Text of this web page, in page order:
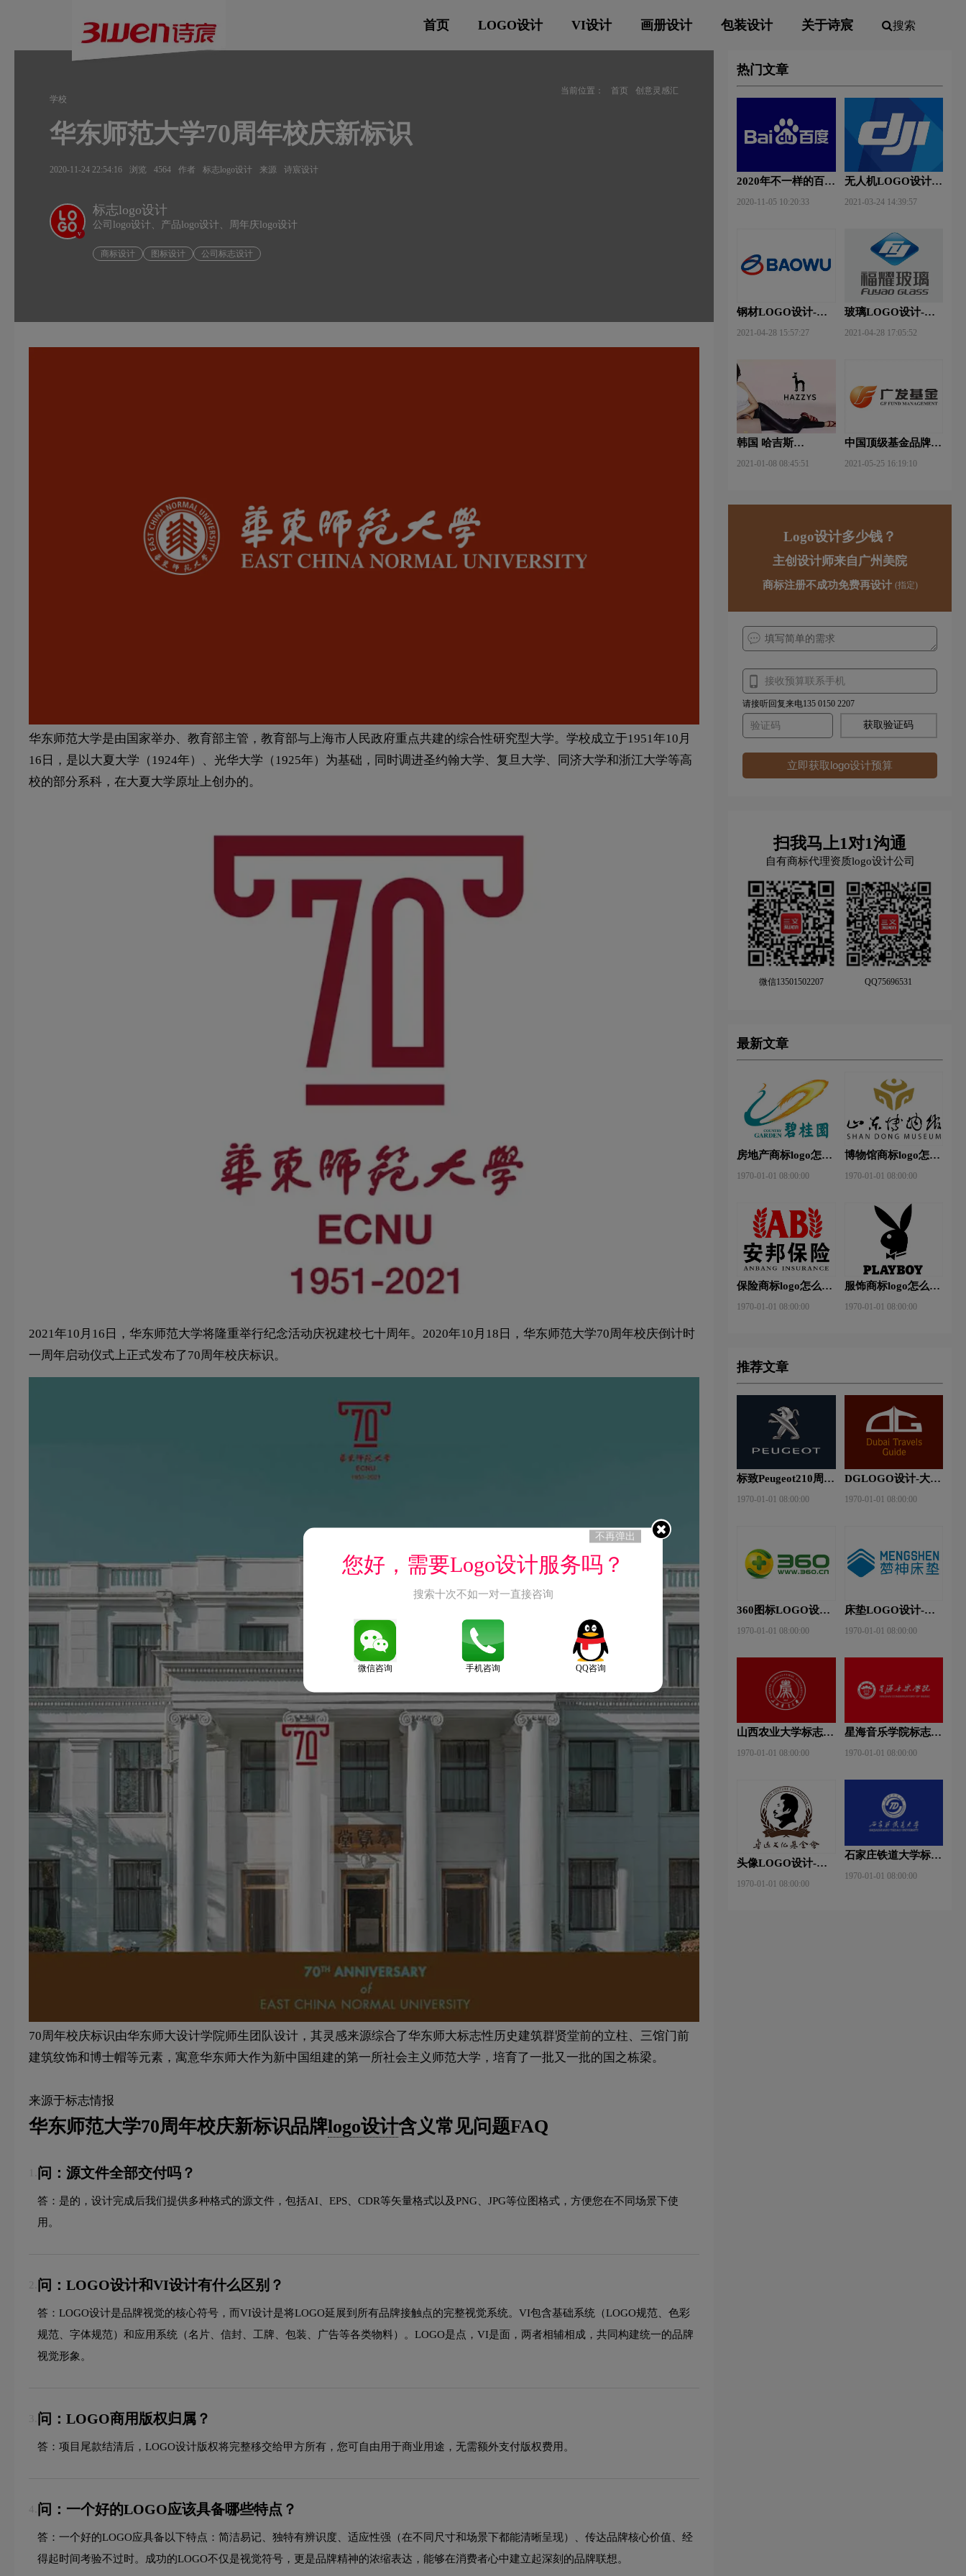
首页 LOGO设计 VI设计 画册设计 包装设计 关于诗宸 搜索
当前位置： 首页
创意灵感汇
学校
华东师范大学70周年校庆新标识
2020-11-24 22:54:16 浏览 4564 作者 标志logo设计 来源 诗宸设计
v
标志logo设计
公司logo设计、产品logo设计、周年庆logo设计
商标设计 图标设计 公司标志设计
华东师范大学是由国家举办、教育部主管，教育部与上海市人民政府重点共建的综合性研究型大学。学校成立于1951年10月
16日，是以大夏大学（1924年）、光华大学（1925年）为基础，同时调进圣约翰大学、复旦大学、同济大学和浙江大学等高
校的部分系科，在大夏大学原址上创办的。
2021年10月16日，华东师范大学将隆重举行纪念活动庆祝建校七十周年。2020年10月18日，华东师范大学70周年校庆倒计时
一周年启动仪式上正式发布了70周年校庆标识。
70周年校庆标识由华东师大设计学院师生团队设计，其灵感来源综合了华东师大标志性历史建筑群贤堂前的立柱、三馆门前
建筑纹饰和博士帽等元素，寓意华东师大作为新中国组建的第一所社会主义师范大学，培育了一批又一批的国之栋梁。
来源于标志情报
华东师范大学70周年校庆新标识品牌logo设计含义常见问题FAQ
问：源文件全部交付吗？
答：是的，设计完成后我们提供多种格式的源文件，包括AI、EPS、CDR等矢量格式以及PNG、JPG等位图格式，方便您在不同场景下使
用。
2. 问：LOGO设计和VI设计有什么区别？
答：LOGO设计是品牌视觉的核心符号，而VI设计是将LOGO延展到所有品牌接触点的完整视觉系统。VI包含基础系统（LOGO规范、色彩
规范、字体规范）和应用系统（名片、信封、工牌、包装、广告等各类物料）。LOGO是点，VI是面，两者相辅相成，共同构建统一的品牌
视觉形象。
3. 问：LOGO商用版权归属？
答：项目尾款结清后，LOGO设计版权将完整移交给甲方所有，您可自由用于商业用途，无需额外支付版权费用。
4. 问：一个好的LOGO应该具备哪些特点？
答：一个好的LOGO应具备以下特点：简洁易记、独特有辨识度、适应性强（在不同尺寸和场景下都能清晰呈现）、传达品牌核心价值、经
得起时间考验不过时。成功的LOGO不仅是视觉符号，更是品牌精神的浓缩表达，能够在消费者心中建立起深刻的品牌联想。
热门文章
2020年不一样的百度
2020-11-05 10:20:33
无人机LOGO设计-
计
2021-03-24 14:39:57
钢材LOGO设计-宝
2021-04-28 15:57:27
玻璃LOGO设计-
logo设计
2021-04-28 17:05:52
韩国 哈吉斯
更新LOGO
2021-01-08 08:45:51
中国顶级基金品牌
领先品牌
2021-05-25 16:19:10
Logo设计多少钱？
主创设计师来自广州美院
商标注册不成功免费再设计 (指定)
请接听回复来电135 0150 2207
获取验证码
立即获取logo设计预算
扫我马上1对1沟通
自有商标代理资质logo设计公司
微信13501502207 QQ75696531
最新文章
房地产商标logo怎么
地品牌logo设计
1970-01-01 08:00:00
博物馆商标logo怎么
首都博物馆品牌logo
1970-01-01 08:00:00
保险商标logo怎么
保险品牌logo设计
1970-01-01 08:00:00
服饰商标logo怎么
品牌logo设计
1970-01-01 08:00:00
推荐文章
标致Peugeot210周年
1970-01-01 08:00:00
DGLOGO设计-大观
1970-01-01 08:00:00
360图标LOGO设计-
logo设计
1970-01-01 08:00:00
床垫LOGO设计-梦
1970-01-01 08:00:00
山西农业大学标志
1970-01-01 08:00:00
星海音乐学院标志
1970-01-01 08:00:00
头像LOGO设计-鲁
计
1970-01-01 08:00:00
石家庄铁道大学标志
1970-01-01 08:00:00
不再弹出
您好，需要Logo设计服务吗？
搜索十次不如一对一直接咨询
微信咨询 手机咨询 QQ咨询